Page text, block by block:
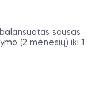
sausas
(2 mėnesių) iki 1